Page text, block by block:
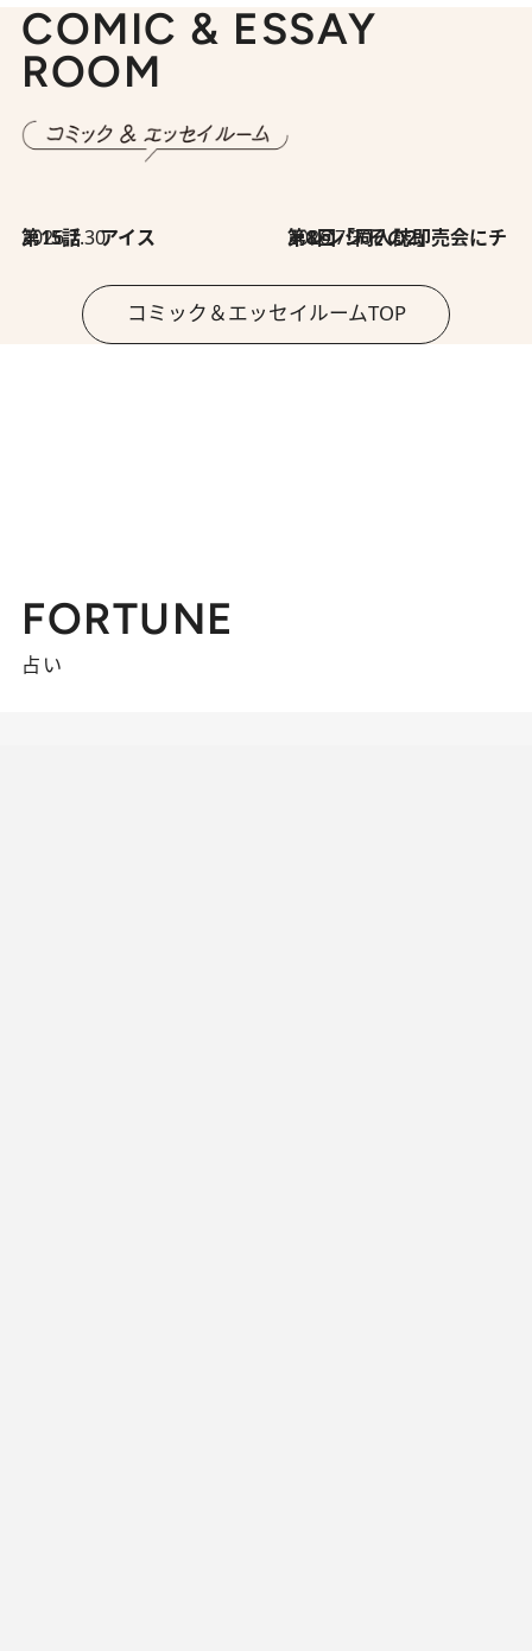
COMIC & ESSAY
ROOM
2026.7.30
第15話 アイス 2026.7.30
第8回「同人誌即売会にチャレンジ その2」
コミック＆エッセイルームTOP
FORTUNE
占い